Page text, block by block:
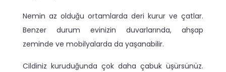
Nemin az olduğu ortamlarda deri kurur ve çatlar.
Benzer durum evinizin duvarlarında, ahşap
zeminde ve mobilyalarda da yaşanabilir.
Cildiniz kuruduğunda çok daha çabuk üşürsünüz.